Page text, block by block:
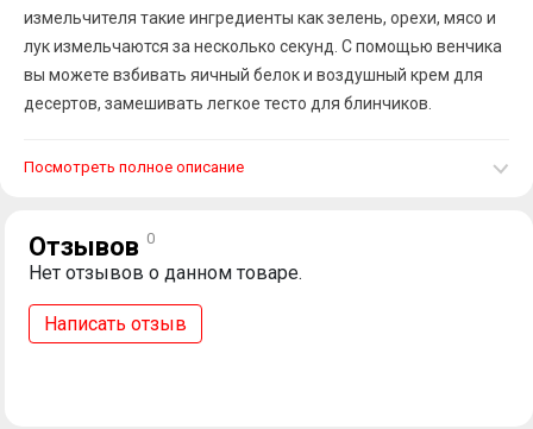
измельчителя такие ингредиенты как зелень, орехи, мясо и
лук измельчаются за несколько секунд. С помощью венчика
вы можете взбивать яичный белок и воздушный крем для
десертов, замешивать легкое тесто для блинчиков.
Посмотреть полное описание
Отзывов 0
Нет отзывов о данном товаре.
Написать отзыв